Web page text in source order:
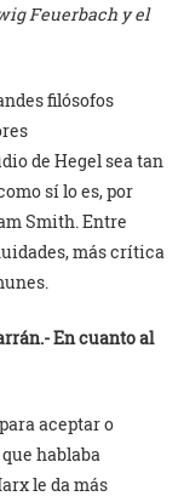
Feuerbach y el
filósofos
de Hegel sea tan
sí lo es, por
Smith. Entre
más crítica
En cuanto al
aceptar o
hablaba
le da más